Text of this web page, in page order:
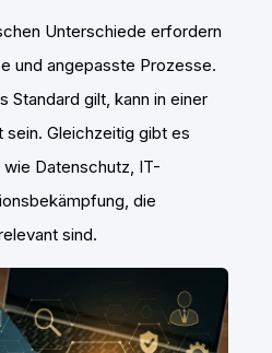
Unterschiede erfordern
und angepasste Prozesse.
Standard gilt, kann in einer
sein. Gleichzeitig gibt es
Datenschutz, IT-
die
sind.